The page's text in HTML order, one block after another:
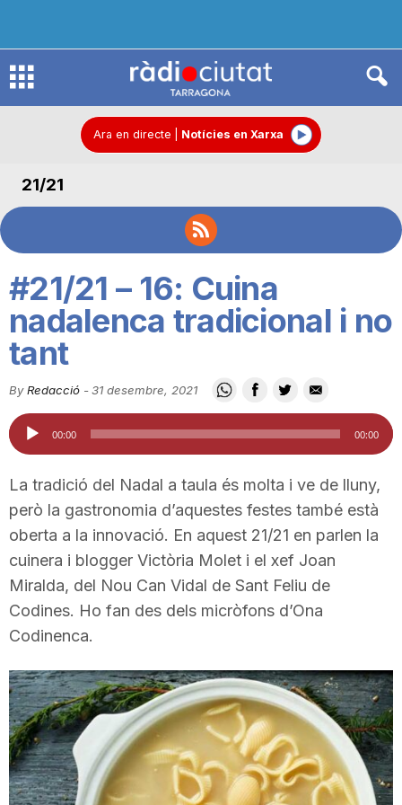
R
d
C
u
t
a
d
e
Ara en directe Notícies en Xarxa
21/21
#21/21 – 16: Cuina
nadalenca tradicional i no
tant
By Redacció -31 desembre, 2021
Reproductor
d'àudio
00:00 00:00
La tradició del Nadal a taula és molta i ve de lluny,
però la gastronomia d’aquestes festes també està
oberta a la innovació. En aquest 21/21 en parlen la
cuinera i blogger Victòria Molet i el xef Joan
Miralda, del Nou Can Vidal de Sant Feliu de
Codines. Ho fan des dels micròfons d’Ona
Codinenca.